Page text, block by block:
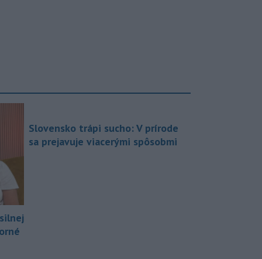
Slovensko trápi sucho: V prírode
sa prejavuje viacerými spôsobmi